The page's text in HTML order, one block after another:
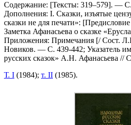
Содержание: [Тексты: 319–579]. —
Дополнения: I. Сказки, изъятые
сказки не для печати»:
Заметка Афанасьева о сказке
Приложения: Примечания [/ Сост.
Новиков. — С. 439-442; Указатель
русских сказок» А.Н. Афанасьева
Т. I (1984); т. II (1985).